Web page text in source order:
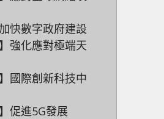
快數字政府建設
強化應對極端天
國際創新科技中
促進5G發展